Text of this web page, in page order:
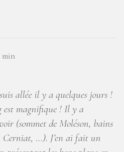
min
allée il y a quelques jours !
est magnifique ! Il y a
(sommet de Moléson, bains
Cerniat, …). J’en ai fait un